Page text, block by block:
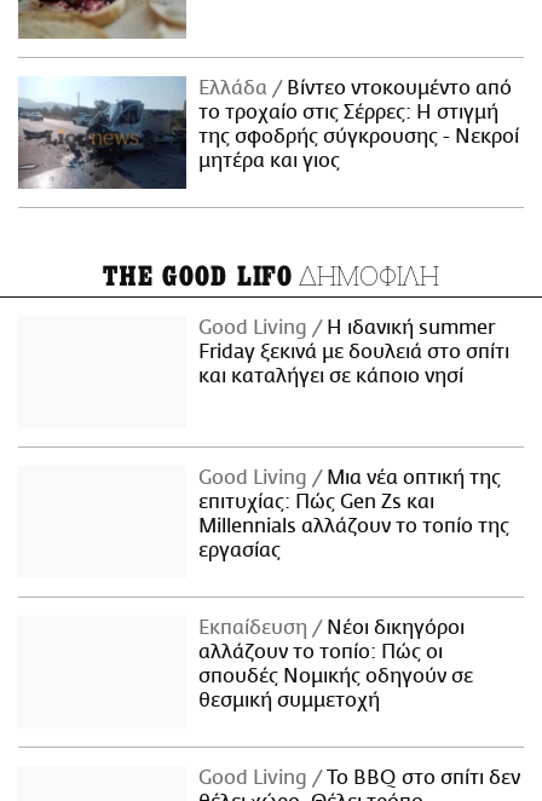
Ελλάδα
Βίντεο ντοκουμέντο από
το τροχαίο στις Σέρρες: Η στιγμή
της σφοδρής σύγκρουσης - Νεκροί
μητέρα και γιος
THE GOOD LIFO ΔΗΜΟΦΙΛΗ
Good Living
Η ιδανική summer
Friday ξεκινά με δουλειά στο σπίτι
και καταλήγει σε κάποιο νησί
Good Living
Μια νέα οπτική της
επιτυχίας: Πώς Gen Zs και
Millennials αλλάζουν το τοπίο της
εργασίας
Εκπαίδευση
Νέοι δικηγόροι
αλλάζουν το τοπίο: Πώς οι
σπουδές Νομικής οδηγούν σε
θεσμική συμμετοχή
Good Living
Το BBQ στο σπίτι δεν